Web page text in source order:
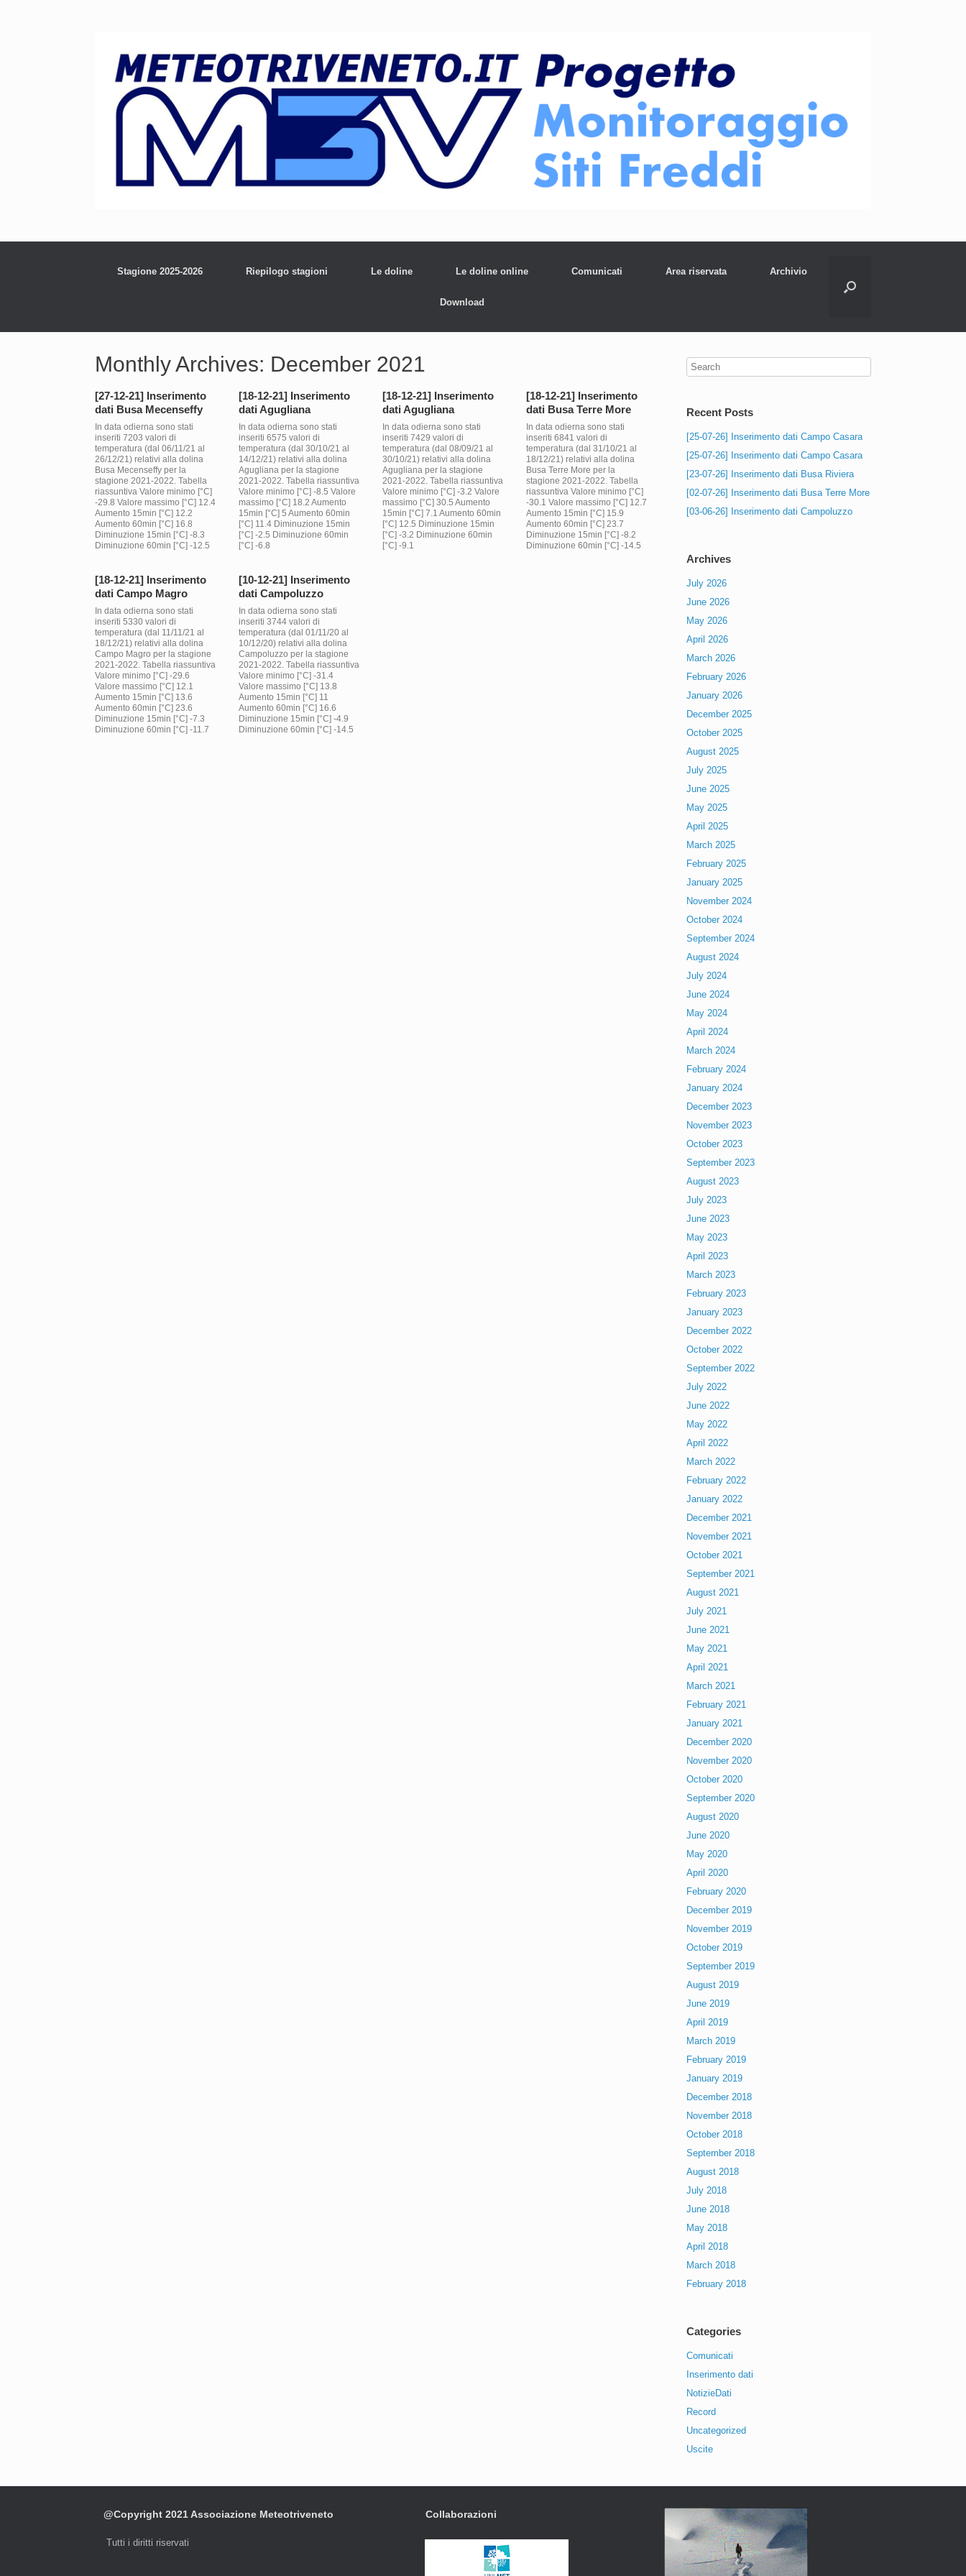
Stagione 2025-2026 Riepilogo stagioni Le doline Le doline online Comunicati Area riservata Archivio
Download
Monthly Archives: December 2021
[27-12-21] Inserimento
dati Busa Mecenseffy
In data odierna sono stati
inseriti 7203 valori di
temperatura (dal 06/11/21 al
26/12/21) relativi alla dolina
Busa Mecenseffy per la
stagione 2021-2022. Tabella
riassuntiva Valore minimo [°C]
-29.8 Valore massimo [°C] 12.4
Aumento 15min [°C] 12.2
Aumento 60min [°C] 16.8
Diminuzione 15min [°C] -8.3
Diminuzione 60min [°C] -12.5
[18-12-21] Inserimento
dati Agugliana
In data odierna sono stati
inseriti 6575 valori di
temperatura (dal 30/10/21 al
14/12/21) relativi alla dolina
Agugliana per la stagione
2021-2022. Tabella riassuntiva
Valore minimo [°C] -8.5 Valore
massimo [°C] 18.2 Aumento
15min [°C] 5 Aumento 60min
[°C] 11.4 Diminuzione 15min
[°C] -2.5 Diminuzione 60min
[°C] -6.8
[18-12-21] Inserimento
dati Agugliana
In data odierna sono stati
inseriti 7429 valori di
temperatura (dal 08/09/21 al
30/10/21) relativi alla dolina
Agugliana per la stagione
2021-2022. Tabella riassuntiva
Valore minimo [°C] -3.2 Valore
massimo [°C] 30.5 Aumento
15min [°C] 7.1 Aumento 60min
[°C] 12.5 Diminuzione 15min
[°C] -3.2 Diminuzione 60min
[°C] -9.1
[18-12-21] Inserimento
dati Busa Terre More
In data odierna sono stati
inseriti 6841 valori di
temperatura (dal 31/10/21 al
18/12/21) relativi alla dolina
Busa Terre More per la
stagione 2021-2022. Tabella
riassuntiva Valore minimo [°C]
-30.1 Valore massimo [°C] 12.7
Aumento 15min [°C] 15.9
Aumento 60min [°C] 23.7
Diminuzione 15min [°C] -8.2
Diminuzione 60min [°C] -14.5
[18-12-21] Inserimento
dati Campo Magro
In data odierna sono stati
inseriti 5330 valori di
temperatura (dal 11/11/21 al
18/12/21) relativi alla dolina
Campo Magro per la stagione
2021-2022. Tabella riassuntiva
Valore minimo [°C] -29.6
Valore massimo [°C] 12.1
Aumento 15min [°C] 13.6
Aumento 60min [°C] 23.6
Diminuzione 15min [°C] -7.3
Diminuzione 60min [°C] -11.7
[10-12-21] Inserimento
dati Campoluzzo
In data odierna sono stati
inseriti 3744 valori di
temperatura (dal 01/11/20 al
10/12/20) relativi alla dolina
Campoluzzo per la stagione
2021-2022. Tabella riassuntiva
Valore minimo [°C] -31.4
Valore massimo [°C] 13.8
Aumento 15min [°C] 11
Aumento 60min [°C] 16.6
Diminuzione 15min [°C] -4.9
Diminuzione 60min [°C] -14.5
Recent Posts
[25-07-26] Inserimento dati Campo Casara
[25-07-26] Inserimento dati Campo Casara
[23-07-26] Inserimento dati Busa Riviera
[02-07-26] Inserimento dati Busa Terre More
[03-06-26] Inserimento dati Campoluzzo
Archives
July 2026
June 2026
May 2026
April 2026
March 2026
February 2026
January 2026
December 2025
October 2025
August 2025
July 2025
June 2025
May 2025
April 2025
March 2025
February 2025
January 2025
November 2024
October 2024
September 2024
August 2024
July 2024
June 2024
May 2024
April 2024
March 2024
February 2024
January 2024
December 2023
November 2023
October 2023
September 2023
August 2023
July 2023
June 2023
May 2023
April 2023
March 2023
February 2023
January 2023
December 2022
October 2022
September 2022
July 2022
June 2022
May 2022
April 2022
March 2022
February 2022
January 2022
December 2021
November 2021
October 2021
September 2021
August 2021
July 2021
June 2021
May 2021
April 2021
March 2021
February 2021
January 2021
December 2020
November 2020
October 2020
September 2020
August 2020
June 2020
May 2020
April 2020
February 2020
December 2019
November 2019
October 2019
September 2019
August 2019
June 2019
April 2019
March 2019
February 2019
January 2019
December 2018
November 2018
October 2018
September 2018
August 2018
July 2018
June 2018
May 2018
April 2018
March 2018
February 2018
Categories
Comunicati
Inserimento dati
NotizieDati
Record
Uncategorized
Uscite
@Copyright 2021 Associazione Meteotriveneto
Tutti i diritti riservati
Collaborazioni